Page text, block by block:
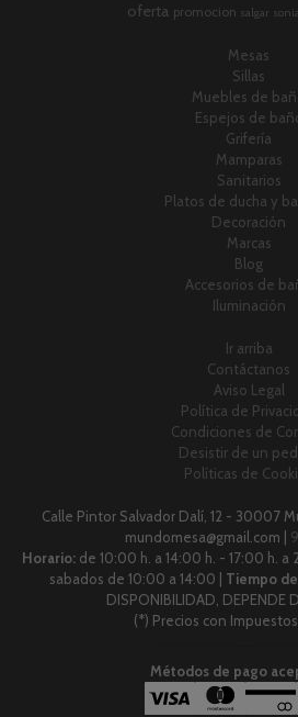
oferta promocion salgar sonia
Mesas
Sillas
Muebles de
Espejos de
Grifería
Mamparas
Sanitarios
Platos de ducha y
Decoración
Marcas
Blog
Accesorios de
Iluminación
Ir arriba
Contáctanos
Aviso Legal
Política de
Condiciones de
Desistir de un
Políticas de
Calle Pintor Salvador Dalí, 12 - 30007
mundomesa@gmail.com |
Horario: de 10:00 h. a 14:00 h. - 17:00 h. a
sabados de 10:00 a 14:00 | Tiempo
DISPONIBILIDAD, DEPENDE
(*) Precios con
Métodos de pago